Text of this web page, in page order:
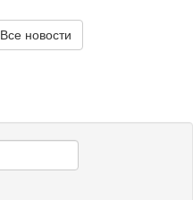
Все новости